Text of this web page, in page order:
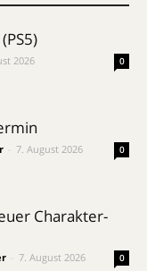
2026 0
7. August 2026 0
Charakter-
7. August 2026 0